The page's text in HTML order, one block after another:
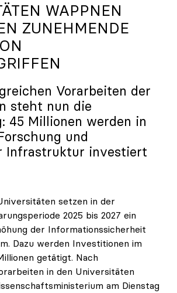
WAPPNEN
ZUNEHMENDE
Vorarbeiten der
steht nun die
45 Millionen werden in
und
Infrastruktur investiert
setzen in der
2025 bis 2027 ein
der Informationssicherheit
Dazu werden Investitionen im
getätigt. Nach
in den Universitäten
am Dienstag